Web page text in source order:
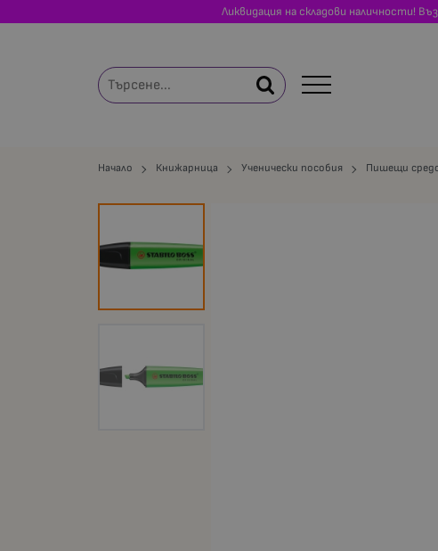
Ликвидация на складови наличности!
Начало Книжарница Ученически пособия Пишещи